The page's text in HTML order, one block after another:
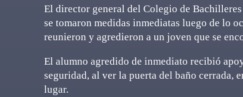
El director general del Colegio de
se tomaron medidas inmediatas luego de lo
reunieron y agredieron a un joven que se
El alumno agredido de inmediato recibió
seguridad, al ver la puerta del baño cerrada,
lugar.